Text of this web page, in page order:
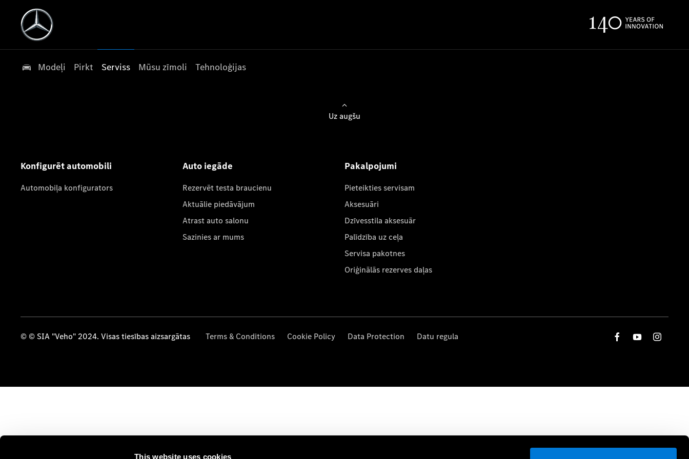
This website uses cookies
Modeļi Pirkt Serviss Mūsu zīmoli Tehnoloģijas
Uz augšu
Konfigurēt automobili
Automobiļa konfigurators
Auto iegāde
Rezervēt testa braucienu
Aktuālie piedāvājum
Atrast auto salonu
Sazinies ar mums
Pakalpojumi
Pieteikties servisam
Aksesuāri
Dzīvesstila aksesuār
Palīdzība uz ceļa
Servisa pakotnes
Oriģinālās rezerves daļas
© © SIA "Veho" 2024. Visas tiesības aizsargātas Terms & Conditions Cookie Policy Data Protection Datu regula